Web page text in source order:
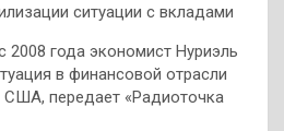
ситуации с вкладами
2008 года экономист Нуриэль
в финансовой отрасли
США, передает «Радиоточка